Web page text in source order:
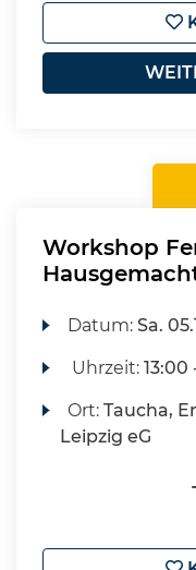
Workshop
Datum:Sa.
Uhrzeit:13:00
Ort:Taucha,
Leipzig eG